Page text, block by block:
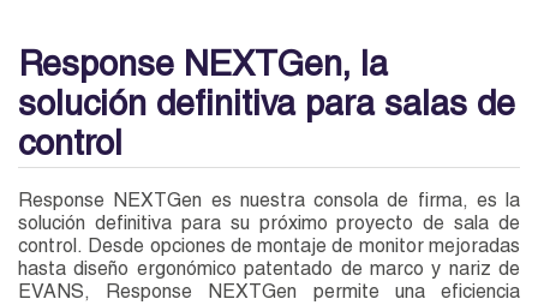
Response NEXTGen, la
solución definitiva para salas de
control
Response NEXTGen es nuestra consola de firma, es la
solución definitiva para su próximo proyecto de sala de
control. Desde opciones de montaje de monitor mejoradas
hasta diseño ergonómico patentado de marco y nariz de
EVANS, Response NEXTGen permite una eficiencia